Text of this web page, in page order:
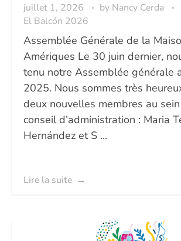
juillet 1, 2026 by Nancy Cerda
El Balcón 2026
Assemblée Générale de la
Amériques Le 30 juin dernier,
tenu notre Assemblée générale
2025. Nous sommes très
deux nouvelles membres au
conseil d’administration : Maria
Hernández et S ...
Lire la suite